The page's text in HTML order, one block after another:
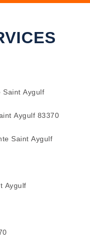
Saint Aygulf
Aygulf 83370
Saint Aygulf
Aygulf